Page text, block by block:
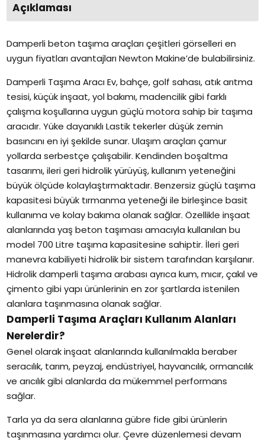
Açıklaması
Damperli beton taşıma araçları çeşitleri görselleri en
uygun fiyatları avantajları Newton Makine’de bulabilirsiniz.
Damperli Taşıma Aracı Ev, bahçe, golf sahası, atık arıtma
tesisi, küçük inşaat, yol bakımı, madencilik gibi farklı
çalışma koşullarına uygun güçlü motora sahip bir taşıma
aracıdır. Yüke dayanıklı Lastik tekerler düşük zemin
basıncını en iyi şekilde sunar. Ulaşım araçları çamur
yollarda serbestçe çalışabilir. Kendinden boşaltma
tasarımı, ileri geri hidrolik yürüyüş, kullanım yeteneğini
büyük ölçüde kolaylaştırmaktadır. Benzersiz güçlü taşıma
kapasitesi büyük tırmanma yeteneği ile birleşince basit
kullanıma ve kolay bakıma olanak sağlar. Özellikle inşaat
alanlarında yaş beton taşıması amacıyla kullanılan bu
model 700 Litre taşıma kapasitesine sahiptir. İleri geri
manevra kabiliyeti hidrolik bir sistem tarafından karşılanır.
Hidrolik damperli taşıma arabası ayrıca kum, mıcır, çakıl ve
çimento gibi yapı ürünlerinin en zor şartlarda istenilen
alanlara taşınmasına olanak sağlar.
Damperli Taşıma Araçları Kullanım Alanları
Nerelerdir?
Genel olarak inşaat alanlarında kullanılmakla beraber
seracılık, tarım, peyzaj, endüstriyel, hayvancılık, ormancılık
ve arıcılık gibi alanlarda da mükemmel performans
sağlar.
Tarla ya da sera alanlarına gübre fide gibi ürünlerin
taşınmasına yardımcı olur. Çevre düzenlemesi devam